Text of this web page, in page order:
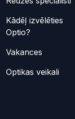
Kādēļ izvēlēties
Optio?
Vakances
Optikas veikali